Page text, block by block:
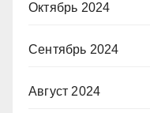
Октябрь 2024
Сентябрь 2024
Август 2024